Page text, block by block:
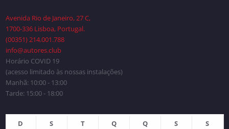
Avenida Rio de Janeiro, 27 C,
1700-336 Lisboa, Portugal.
(00351) 214.001.788
info@autores.club
Horário COVID 19
(acesso limitado às nossas instalações)
Manhã: 10:00 - 13:00
Tarde: 15:00 - 18:00
D S T Q Q S
S